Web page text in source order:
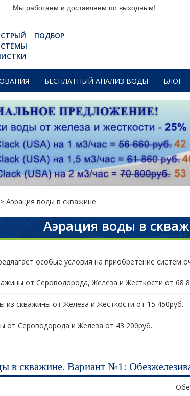
Мы работаем и доставляем по выходным!
ПОДБОР
БЕСПЛАТНЫЙ АНАЛИЗ ВОДЫ БЛОГ
> Аэрация воды в скважине
Аэрация воды в
особые условия на приобретение систем
от Сероводорода, Железа и Жесткости от 68
из скважины от Железа и Жесткости от 15 450руб.
от Сероводорода и Железа от 43 200руб.
в скважине. Вариант №1: